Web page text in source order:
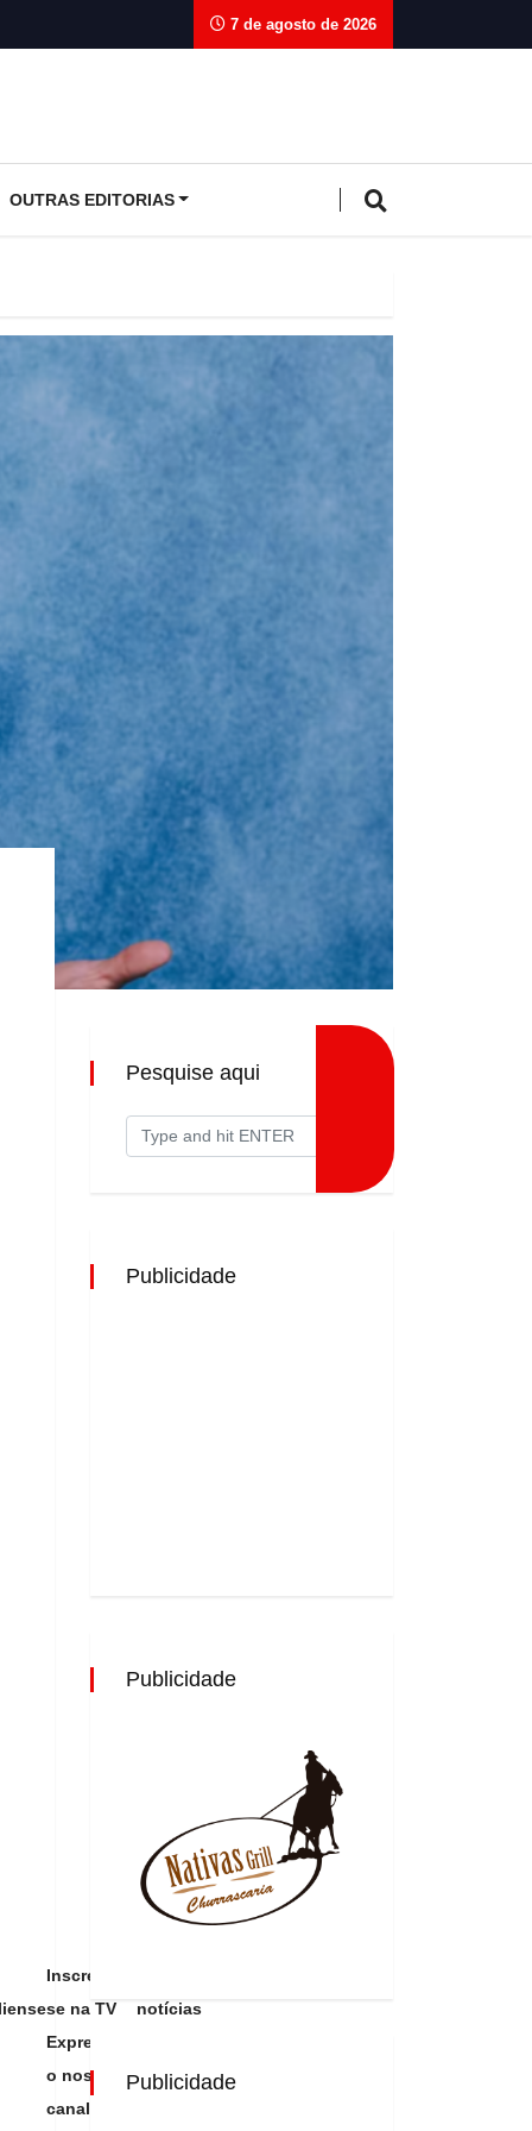
7 de agosto de 2026
OUTRAS EDITORIAS
Inscreva-
se na TV
Expressão,
o nosso
canal do
notícias
Expressão
Pesquise aqui
Publicidade
Publicidade
Publicidade